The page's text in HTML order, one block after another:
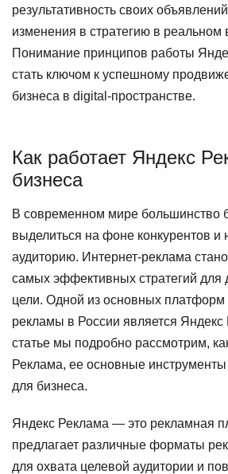
результативность своих
изменения в стратегию в реальном
Понимание принципов работы
стать ключом к успешному
бизнеса в digital-пространстве.
Как работает Яндекс
бизнеса
В современном мире большинство
выделиться на фоне конкурентов и
аудиторию. Интернет-реклама
самых эффективных стратегий для
цели. Одной из основных платформ
рекламы в России является Яндекс
статье мы подробно рассмотрим,
Реклама, ее основные
для бизнеса.
Яндекс Реклама — это рекламная
предлагает различные форматы
для охвата целевой аудитории и